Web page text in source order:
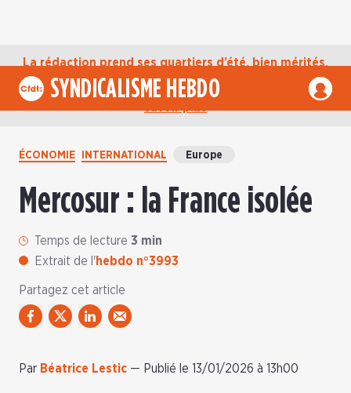
La rédaction prend ses quartiers d’été, bien mérités,
jusqu’au mardi 1er septembre. D’ici là, retrouvez
l’actualité de la CFDT sur notre compte Bluesky. En
SYNDICALISME HEBDO
ÉCONOMIE INTERNATIONAL Europe
Mercosur : la France isolée
Temps de lecture 3 min
Extrait de l'hebdo n°3993
Partagez cet article
Par Béatrice Lestic — Publié le 13/01/2026 à 13h00